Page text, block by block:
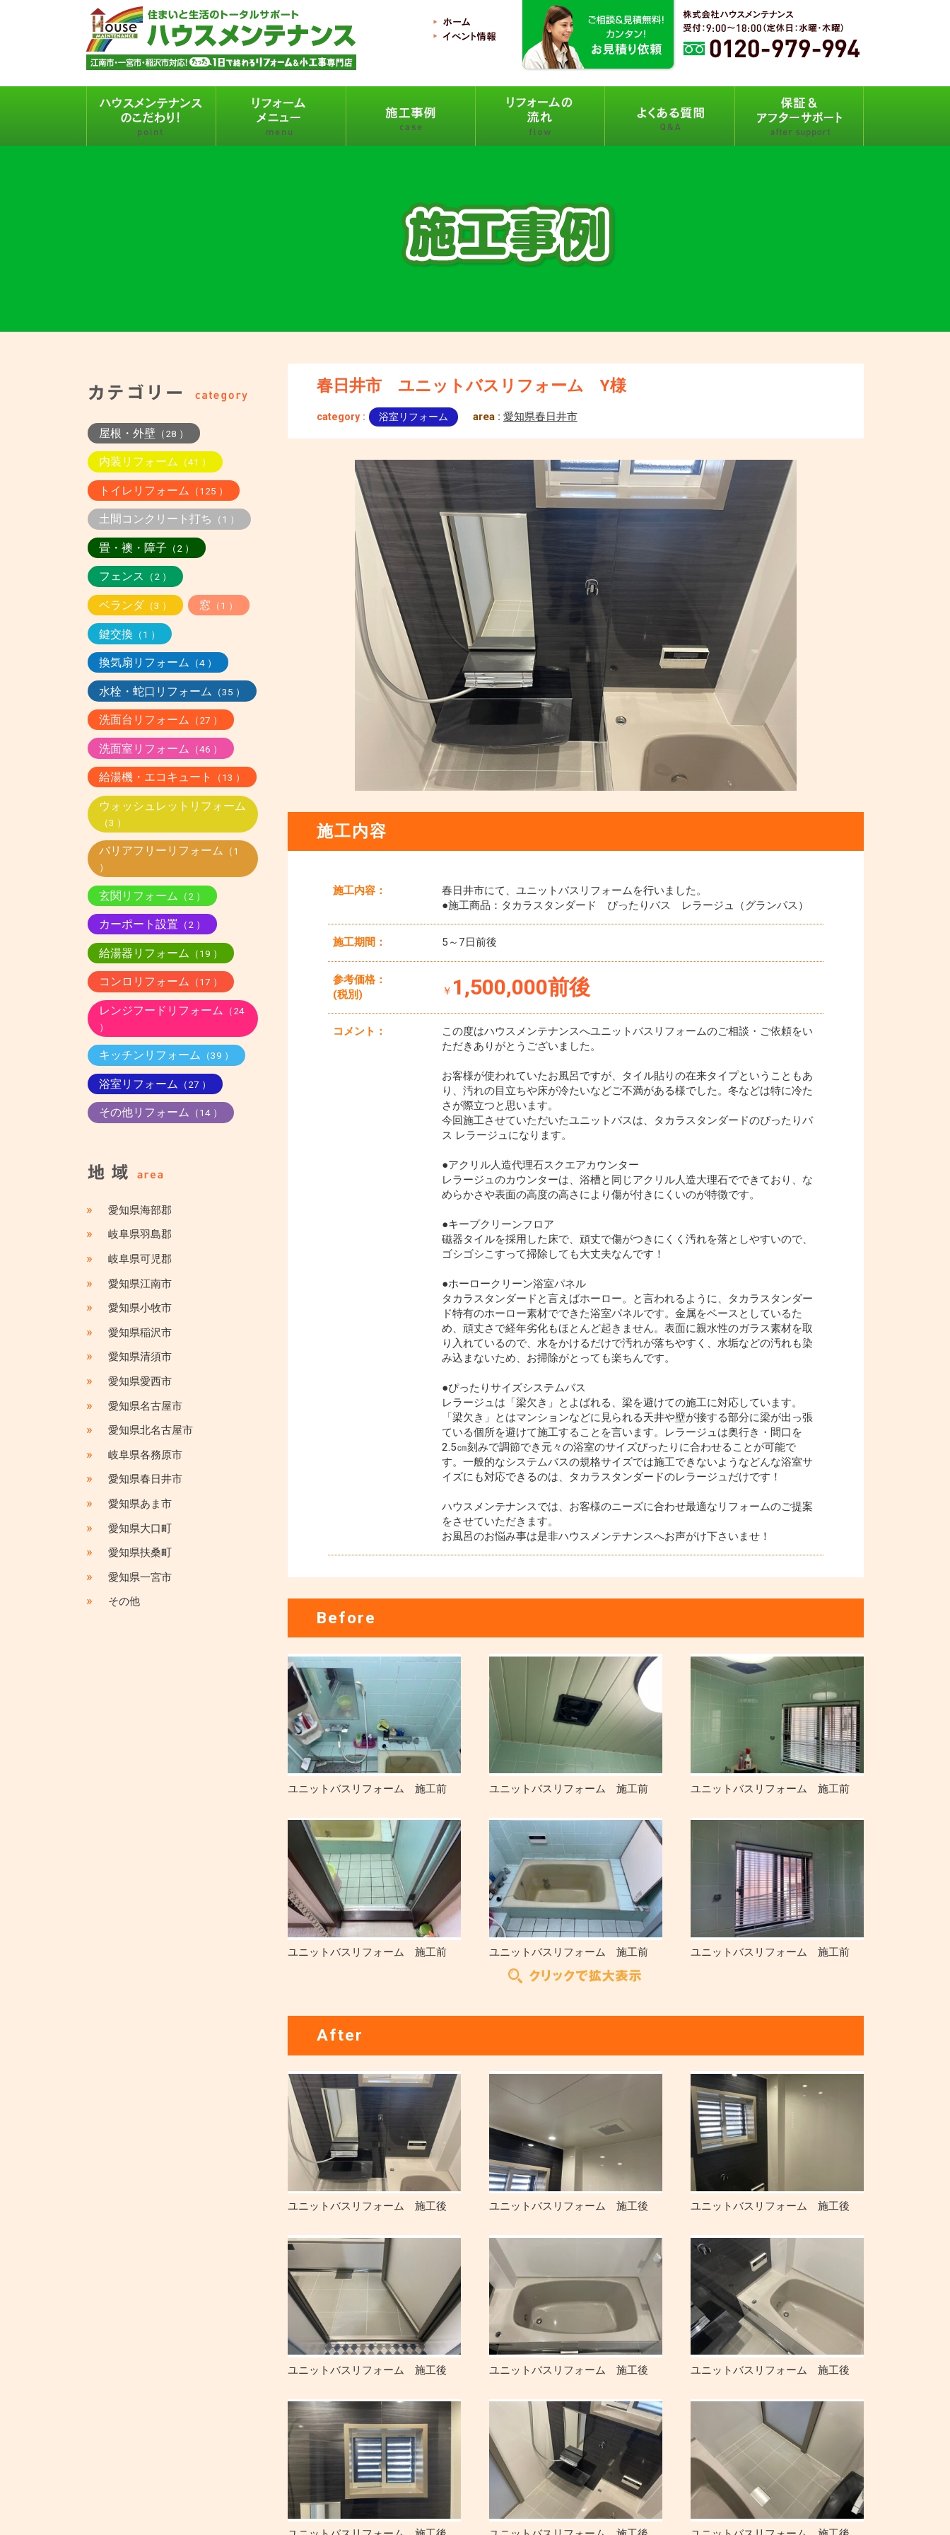
春日井市 ユニットバスリフォーム Y様
category : 浴室リフォーム area : 愛知県春日井市
施工内容
施工内容：
春日井市にて、ユニットバスリフォームを行いました。
●施工商品：タカラスタンダード ぴったりバス レラージュ（グランパス）
施工期間： 5～7日前後
参考価格：
(税別)
￥ 1,500,000前後
コメント：
この度はハウスメンテナンスへユニットバスリフォームのご相談・ご依頼をい
ただきありがとうございました。
お客様が使われていたお風呂ですが、タイル貼りの在来タイプということもあ
り、汚れの目立ちや床が冷たいなどご不満がある様でした。冬などは特に冷た
さが際立つと思います。
今回施工させていただいたユニットバスは、タカラスタンダードのぴったりバ
ス レラージュになります。
●アクリル人造代理石スクエアカウンター
レラージュのカウンターは、浴槽と同じアクリル人造大理石でできており、な
めらかさや表面の高度の高さにより傷が付きにくいのが特徴です。
●キープクリーンフロア
磁器タイルを採用した床で、頑丈で傷がつきにくく汚れを落としやすいので、
ゴシゴシこすって掃除しても大丈夫なんです！
●ホーロークリーン浴室パネル
タカラスタンダードと言えばホーロー。と言われるように、タカラスタンダー
ド特有のホーロー素材でできた浴室パネルです。金属をベースとしているた
め、頑丈さで経年劣化もほとんど起きません。表面に親水性のガラス素材を取
り入れているので、水をかけるだけで汚れが落ちやすく、水垢などの汚れも染
み込まないため、お掃除がとっても楽ちんです。
●ぴったりサイズシステムバス
レラージュは「梁欠き」とよばれる、梁を避けての施工に対応しています。
「梁欠き」とはマンションなどに見られる天井や壁が接する部分に梁が出っ張
ている個所を避けて施工することを言います。レラージュは奥行き・間口を
2.5㎝刻みで調節でき元々の浴室のサイズぴったりに合わせることが可能で
す。一般的なシステムバスの規格サイズでは施工できないようなどんな浴室サ
イズにも対応できるのは、タカラスタンダードのレラージュだけです！
ハウスメンテナンスでは、お客様のニーズに合わせ最適なリフォームのご提案
をさせていただきます。
お風呂のお悩み事は是非ハウスメンテナンスへお声がけ下さいませ！
Before
ユニットバスリフォーム 施工前 ユニットバスリフォーム 施工前 ユニットバスリフォーム 施工前
ユニットバスリフォーム 施工前 ユニットバスリフォーム 施工前 ユニットバスリフォーム 施工前
After
ユニットバスリフォーム 施工後 ユニットバスリフォーム 施工後 ユニットバスリフォーム 施工後
ユニットバスリフォーム 施工後 ユニットバスリフォーム 施工後 ユニットバスリフォーム 施工後
屋根・外壁（28 ）
内装リフォーム （41 ）
トイレリフォーム （125 ）
土間コンクリート打ち （1 ）
畳・襖・障子 （2 ）
フェンス （2 ）
ベランダ （3 ） 窓 （1 ）
鍵交換 （1 ）
換気扇リフォーム （4 ）
水栓・蛇口リフォーム （35 ）
洗面台リフォーム （27 ）
洗面室リフォーム （46 ）
給湯機・エコキュート （13 ）
ウォッシュレットリフォーム
（3 ）
バリアフリーリフォーム （1
）
玄関リフォーム （2 ）
カーポート設置 （2 ）
給湯器リフォーム （19 ）
コンロリフォーム （17 ）
レンジフードリフォーム （24
）
キッチンリフォーム （39 ）
浴室リフォーム （27 ）
その他リフォーム （14 ）
» 愛知県海部郡
» 岐阜県羽島郡
» 岐阜県可児郡
» 愛知県江南市
» 愛知県小牧市
» 愛知県稲沢市
» 愛知県清須市
» 愛知県愛西市
» 愛知県名古屋市
» 愛知県北名古屋市
» 岐阜県各務原市
» 愛知県春日井市
» 愛知県あま市
» 愛知県大口町
» 愛知県扶桑町
» 愛知県一宮市
» その他